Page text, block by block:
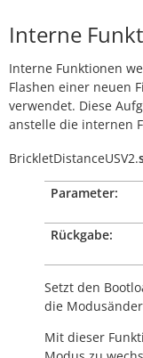
Interne
Interne Funktionen
Flashen einer neuen
verwendet. Diese
anstelle die internen
BrickletDistanceUSV2.
Parameter:
Rückgabe:
Setzt den
die
Mit dieser